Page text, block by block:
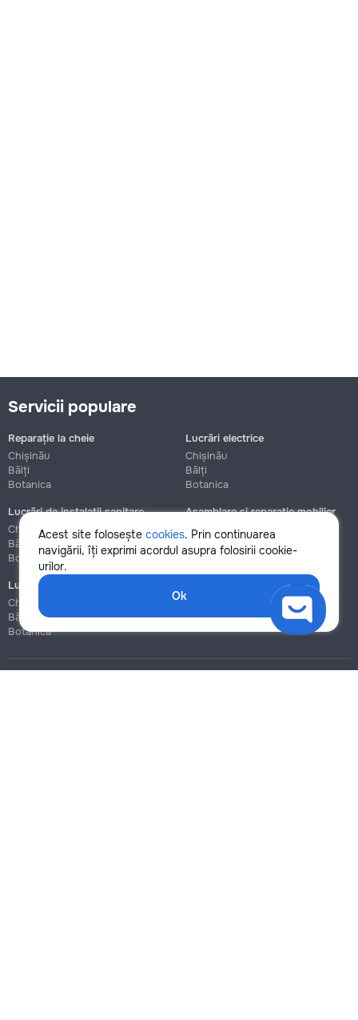
Acest site folosește cookies. Prin continuarea
navigării, îți exprimi acordul asupra folosirii cookie-
urilor.
Ok
Servicii populare
Reparație la cheie
Chișinău
Bălți
Botanica
Lucrări electrice
Chișinău
Bălți
Botanica
Lucrări de instalații sanitare
Chișinău
Bălți
Botanica
Asamblare și reparație mobilier
Chișinău
Botanica
Lucrări de construcție și instalare
Chișinău
Bălți
Botanica